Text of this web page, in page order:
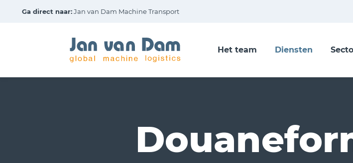
Ga direct naar:Jan van Dam Machine Transport
Het team Diensten